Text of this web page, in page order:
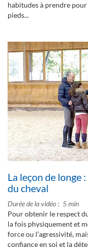
habitudes à prendre
pieds...
La leçon de longe
du cheval
Durée de la vidéo
5 min
Pour obtenir le respect
la fois physiquement et
force ou l’agressivité,
confiance en soi et la